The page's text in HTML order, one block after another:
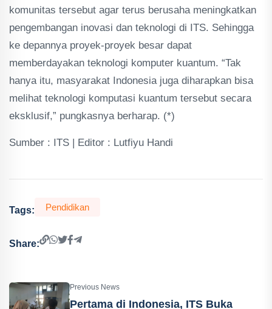
komunitas tersebut agar terus berusaha meningkatkan
pengembangan inovasi dan teknologi di ITS. Sehingga
ke depannya proyek-proyek besar dapat
memberdayakan teknologi komputer kuantum. “Tak
hanya itu, masyarakat Indonesia juga diharapkan bisa
melihat teknologi komputasi kuantum tersebut secara
eksklusif,” pungkasnya berharap. (*)
Sumber : ITS | Editor : Lutfiyu Handi
Tags: Pendidikan
Share:
Previous News
Pertama di Indonesia, ITS Buka